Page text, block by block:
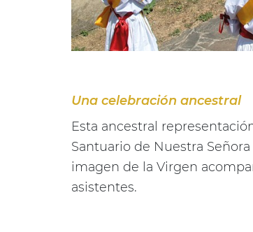
Una celebración ancestral
Esta ancestral
Santuario de Nuestra
imagen de la Virgen
asistentes.